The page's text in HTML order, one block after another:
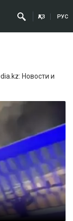
ҚАЗ РУС
Новости и